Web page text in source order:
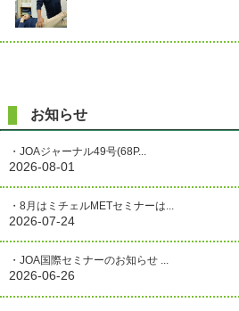
お知らせ
・JOAジャーナル49号(68P...
2026-08-01
・8月はミチェルMETセミナーは...
2026-07-24
・JOA国際セミナーのお知らせ ...
2026-06-26